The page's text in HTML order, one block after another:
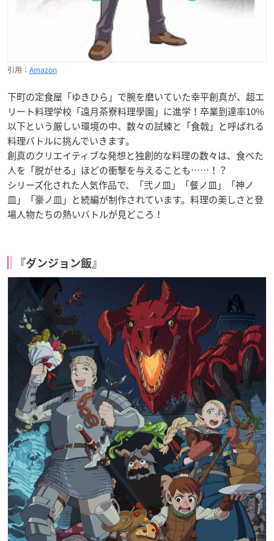
引用： Amazon
下町の定食屋「ゆきひら」で腕を磨いていた幸平創真が、超エ
リート料理学校「遠月茶寮料理學園」に進学！卒業到達率10%
以下という厳しい環境の中、数々の試練と「食戟」と呼ばれる
料理バトルに挑んでいきます。
創真のクリエイティブな発想と独創的な料理の数々は、食べた
人を「脱がせる」ほどの衝撃を与えることも……！？
シリーズ化された人気作品で、「弐ノ皿」「餐ノ皿」「神ノ
皿」「豪ノ皿」と続編が制作されています。料理の美しさと登
場人物たちの熱いバトルが見どころ！
『ダンジョン飯』